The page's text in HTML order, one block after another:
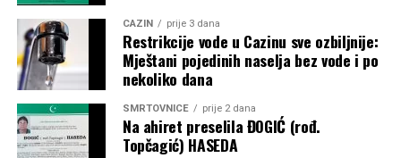
prvenstva za žene u Brazilu 2027. godine, kao i
historijskog Mundijala 2030., koji će biti održan na tri
kontinenta i u šest država.
Share Post
Share
Tweet Share
CAZIN prije 3 dana
Restrikcije vode u Cazinu sve ozbiljnije:
Mještani pojedinih naselja bez vode i po
nekoliko dana
SMRTOVNICE prije 2 dana
Na ahiret preselila ĐOGIĆ (rođ.
Topčagić) HASEDA